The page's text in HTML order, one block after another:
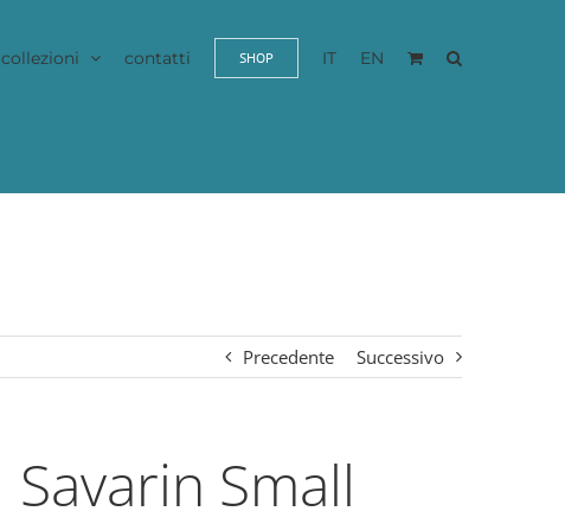
collezioni contatti SHOP IT EN
Precedente Successivo
Savarin Small